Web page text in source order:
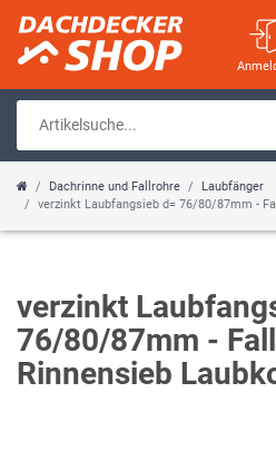
Dachrinne und Fallrohre
Laubfänger
verzinkt Laubfangsieb d= 76/80/87mm -
verzinkt
76/80/87mm -
Rinnensieb